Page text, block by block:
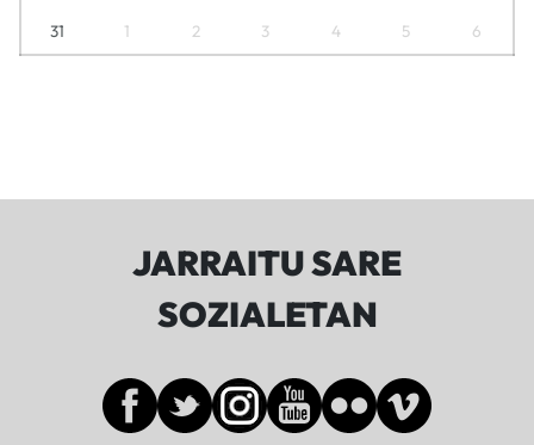
31 1 2 3 4 5 6
JARRAITU SARE
SOZIALETAN